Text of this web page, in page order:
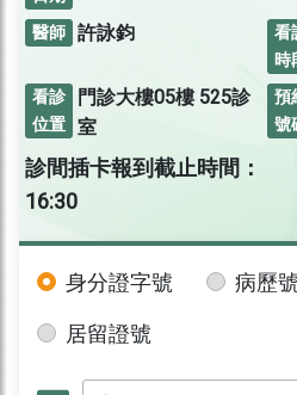
醫師 許詠鈞
看
時
看診
位置
門診大樓05樓 525診
室
預
號
診間插卡報到截止時間：
16:30
身分證字號 病歷號
居留證號